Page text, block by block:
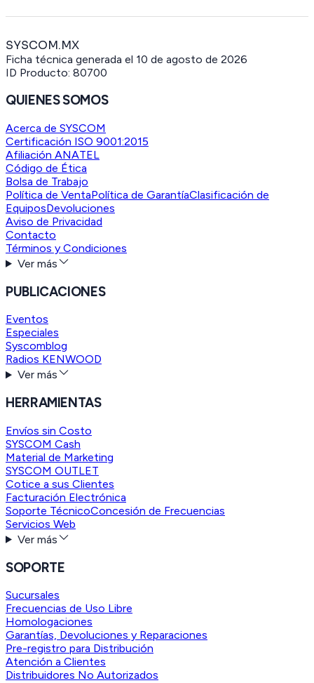
SYSCOM.MX
Ficha técnica generada el 10 de agosto de 2026
ID Producto: 80700
QUIENES SOMOS
Acerca de SYSCOM
Certificación ISO 9001:2015
Afiliación ANATEL
Código de Ética
Bolsa de Trabajo
Política de VentaPolítica de GarantíaClasificación de
EquiposDevoluciones
Aviso de Privacidad
Contacto
Términos y Condiciones
Ver más
PUBLICACIONES
Eventos
Especiales
Syscomblog
Radios KENWOOD
Ver más
HERRAMIENTAS
Envíos sin Costo
SYSCOM Cash
Material de Marketing
SYSCOM OUTLET
Cotice a sus Clientes
Facturación Electrónica
Soporte TécnicoConcesión de Frecuencias
Servicios Web
Ver más
SOPORTE
Sucursales
Frecuencias de Uso Libre
Homologaciones
Garantías, Devoluciones y Reparaciones
Pre-registro para Distribución
Atención a Clientes
Distribuidores No Autorizados